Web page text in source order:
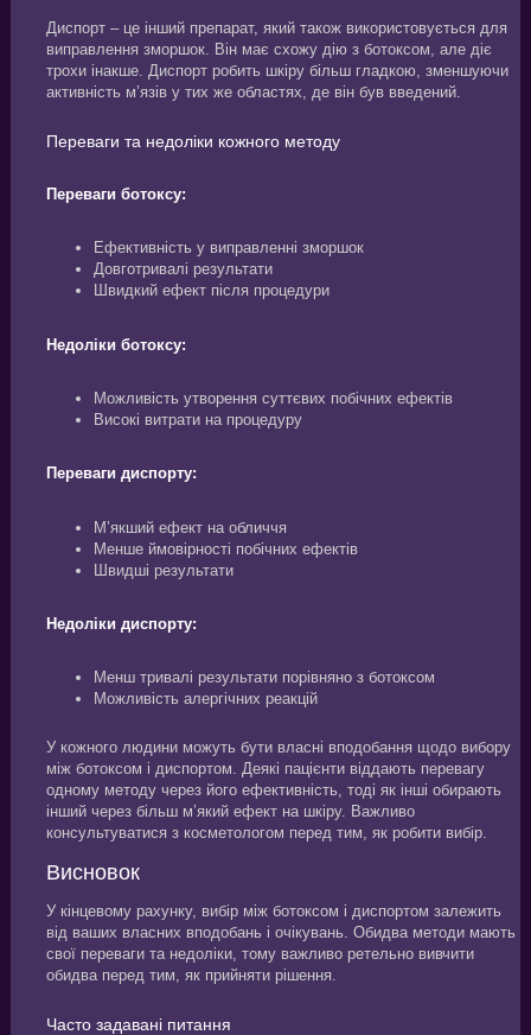
Диспорт – це інший препарат, який також використовується для
виправлення зморшок. Він має схожу дію з ботоксом, але діє
трохи інакше. Диспорт робить шкіру більш гладкою, зменшуючи
активність м’язів у тих же областях, де він був введений.
Переваги та недоліки кожного методу
Переваги ботоксу:
Ефективність у виправленні зморшок
Довготривалі результати
Швидкий ефект після процедури
Недоліки ботоксу:
Можливість утворення суттєвих побічних ефектів
Високі витрати на процедуру
Переваги диспорту:
М’якший ефект на обличчя
Менше ймовірності побічних ефектів
Швидші результати
Недоліки диспорту:
Менш тривалі результати порівняно з ботоксом
Можливість алергічних реакцій
У кожного людини можуть бути власні вподобання щодо вибору
між ботоксом і диспортом. Деякі пацієнти віддають перевагу
одному методу через його ефективність, тоді як інші обирають
інший через більш м’який ефект на шкіру. Важливо
консультуватися з косметологом перед тим, як робити вибір.
Висновок
У кінцевому рахунку, вибір між ботоксом і диспортом залежить
від ваших власних вподобань і очікувань. Обидва методи мають
свої переваги та недоліки, тому важливо ретельно вивчити
обидва перед тим, як прийняти рішення.
Часто задавані питання